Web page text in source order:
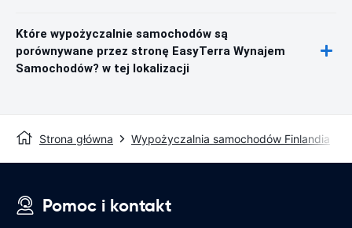
Które wypożyczalnie samochodów są
porównywane przez stronę EasyTerra Wynajem
Samochodów? w tej lokalizacji
Strona główna Wypożyczalnia samochodów Finlandia
Pomoc i kontakt